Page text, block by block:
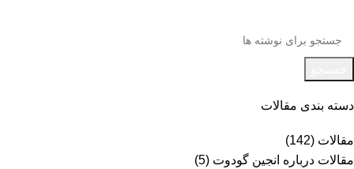
دسته بندی مقالات
مقالات (142)
مقالات درباره انجین گودوت (5)